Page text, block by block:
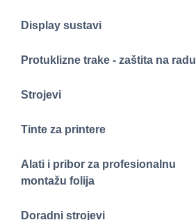
Display sustavi
Protuklizne trake - zaštita na radu
Strojevi
Tinte za printere
Alati i pribor za profesionalnu
montažu folija
Doradni strojevi